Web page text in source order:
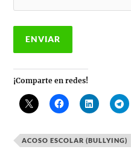
¡Comparte en redes!
ACOSO ESCOLAR (BULLYING)